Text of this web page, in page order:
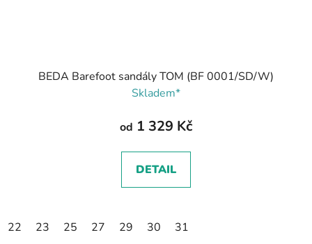
BEDA Barefoot sandály TOM (BF 0001/SD/W)
Skladem*
od 1 329 Kč
DETAIL
22 23 25 27 29 30 31